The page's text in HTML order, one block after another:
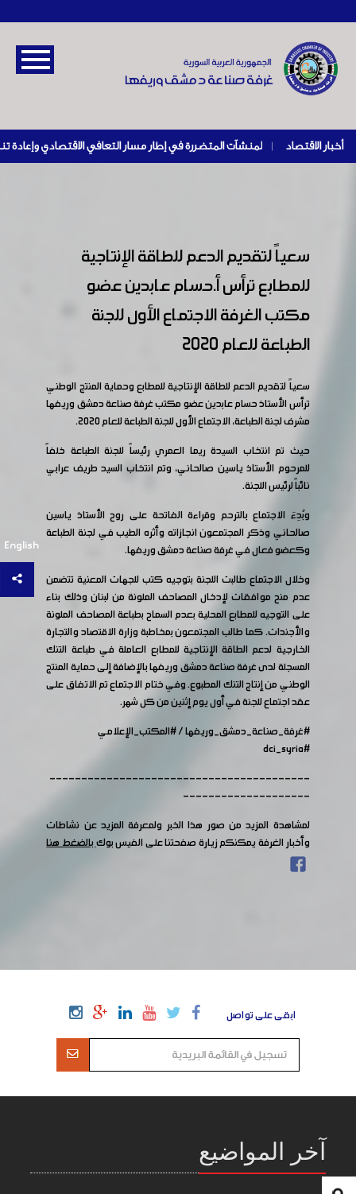
أخبار الاقتصاد |
English
سعياً لتقديم الدعم للطاقة الإنتاجية
للمطابع ترأس أ.حسام عابدين عضو
مكتب الغرفة الاجتماع الأول للجنة
الطباعة للعام 2020
سعياً لتقديم الدعم للطاقة الإنتاجية للمطابع وحماية المنتج الوطني
ترأس الأستاذ حسام عابدين عضو مكتب غرفة صناعة دمشق وريفها
مشرف لجنة الطباعة، الاجتماع الأول للجنة الطباعة للعام 2020.
حيث تم انتخاب السيدة ريما العمري رئيساً للجنة الطباعة خلفاً
للمرحوم الأستاذ ياسين صالحاني، وتم انتخاب السيد طريف عرابي
نائباً لرئيس اللجنة.
وبُدِءَ الاجتماع بالترحم وقراءة الفاتحة على روح الأستاذ ياسين
صالحاني وذكر المجتمعون انجازاته وأثره الطيب في لجنة الطباعة
وكعضو فعال في غرفة صناعة دمشق وريفها.
وخلال الاجتماع طالبت اللجنة بتوجيه كتب للجهات المعنية تتضمن
عدم منح موافقات لإدخال المصاحف الملونة من لبنان وذلك بناء
على التوجيه للمطابع المحلية بعدم السماح بطباعة المصاحف الملونة
والأجندات. كما طالب المجتمعون بمخاطبة وزارة الاقتصاد والتجارة
الخارجية لدعم الطاقة الإنتاجية للمطابع العاملة في طباعة التنك
المسجلة لدى غرفة صناعة دمشق وريفها بالإضافة إلى حماية المنتج
الوطني من إنتاج التنك المطبوع. وفي ختام الاجتماع تم الاتفاق على
عقد اجتماع للجنة في أول يوم إثنين من كل شهر.
#غرفة_صناعة_دمشق_وريفها/#المكتب_الإعلامي
#dci_syria
-----------------------------------------
--------------------
لمشاهدة المزيد من صور هذا الخبر ولمعرفة المزيد عن نشاطات
وأخبار الغرفة يمكنكم زيارة صفحتنا على الفيس بوكبالضغط هنا
ابقى على تواصل
آخر المواضيع